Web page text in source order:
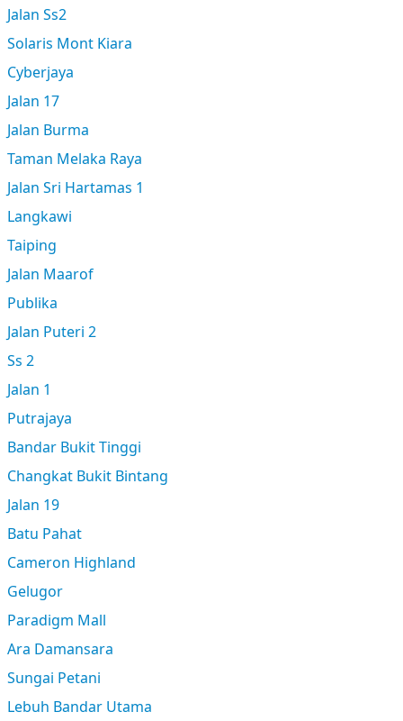
Jalan Ss2
Solaris Mont Kiara
Cyberjaya
Jalan 17
Jalan Burma
Taman Melaka Raya
Jalan Sri Hartamas 1
Langkawi
Taiping
Jalan Maarof
Publika
Jalan Puteri 2
Ss 2
Jalan 1
Putrajaya
Bandar Bukit Tinggi
Changkat Bukit Bintang
Jalan 19
Batu Pahat
Cameron Highland
Gelugor
Paradigm Mall
Ara Damansara
Sungai Petani
Lebuh Bandar Utama